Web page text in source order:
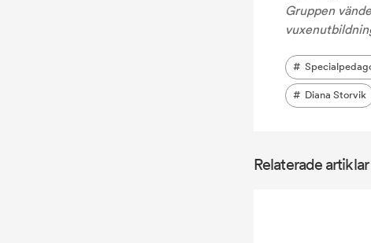
Gruppen
Diana Storvik
Relaterade artiklar